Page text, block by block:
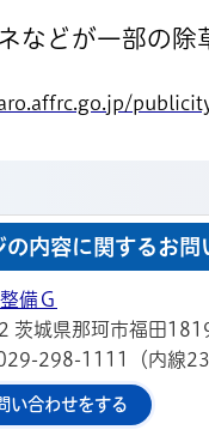
などが一部の
の内容に関するお問
備Ｇ
茨城県那珂市福田
298-1111（内線
い合わせをする